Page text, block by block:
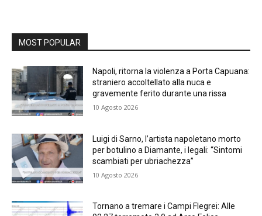
MOST POPULAR
Napoli, ritorna la violenza a Porta Capuana:
straniero accoltellato alla nuca e
gravemente ferito durante una rissa
10 Agosto 2026
Luigi di Sarno, l’artista napoletano morto
per botulino a Diamante, i legali: “Sintomi
scambiati per ubriachezza”
10 Agosto 2026
Tornano a tremare i Campi Flegrei: Alle